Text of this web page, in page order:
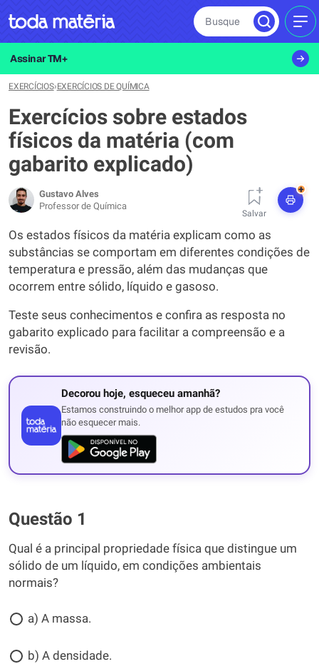
Busque
Assinar TM+
EXERCÍCIOS›EXERCÍCIOS DE QUÍMICA
Exercícios sobre estados
físicos da matéria (com
gabarito explicado)
Gustavo Alves
Professor de Química
Salvar
+
Os estados físicos da matéria explicam como as
substâncias se comportam em diferentes condições de
temperatura e pressão, além das mudanças que
ocorrem entre sólido, líquido e gasoso.
Teste seus conhecimentos e confira as resposta no
gabarito explicado para facilitar a compreensão e a
revisão.
Decorou hoje, esqueceu amanhã?
Estamos construindo o melhor app de estudos pra você
não esquecer mais.
Questão 1
Qual é a principal propriedade física que distingue um
sólido de um líquido, em condições ambientais
normais?
a) A massa.
b) A densidade.